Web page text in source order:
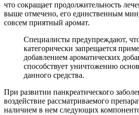
что сокращает продолжительность
выше отмечено, его единственным
совсем приятный аромат.
Специалисты предупреждают,
категорически запрещается
добавлением ароматических
способствует уничтожению
данного средства.
При развитии панкреатического
воздействие рассматриваемого
наличием в нем следующих